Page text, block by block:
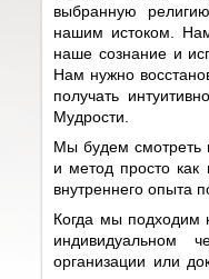
выбранную
нашим истоком.
наше сознание и
Нам нужно
получать
Мудрости.
Мы будем смотреть
и метод просто как
внутреннего опыта
Когда мы подходим
индивидуальном
организации или